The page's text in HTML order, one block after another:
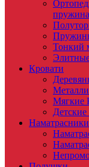
Тонкий
Кровати
Мягкие
Наматрасники